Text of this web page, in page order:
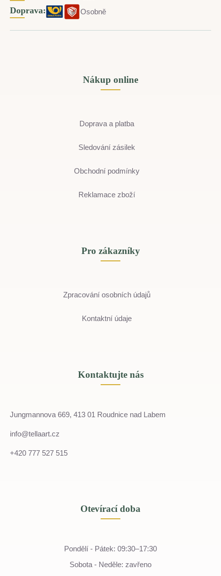
Doprava: Osobně
Nákup online
Doprava a platba
Sledování zásilek
Obchodní podmínky
Reklamace zboží
Pro zákazníky
Zpracování osobních údajů
Kontaktní údaje
Kontaktujte nás
Jungmannova 669, 413 01 Roudnice nad Labem
info@tellaart.cz
+420 777 527 515
Otevírací doba
Pondělí - Pátek: 09:30–17:30
Sobota - Neděle: zavřeno